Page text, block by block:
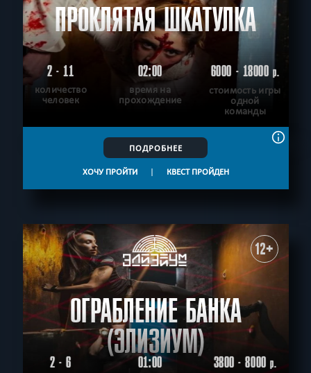
ПРОКЛЯТАЯ ШКАТУЛКА
2 - 11
количество
человек
02:00
время на
прохождение
6000 - 18000р.
стоимость игры
одной
команды
ПОДРОБНЕЕ
ХОЧУ ПРОЙТИ | КВЕСТ ПРОЙДЕН
12+
ОГРАБЛЕНИЕ БАНКА
(ЭЛИЗИУМ)
2 - 6 01:00 3800 - 8000р.